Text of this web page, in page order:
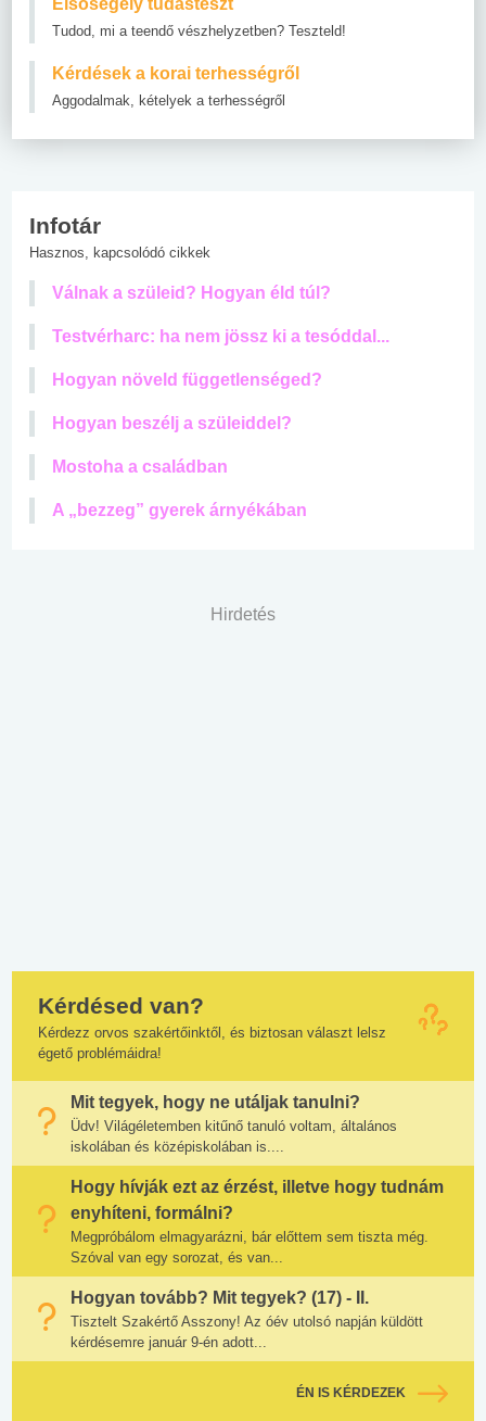
Tudod, mi a teendő vészhelyzetben? Teszteld!
Kérdések a korai terhességről
Aggodalmak, kételyek a terhességről
Infotár
Hasznos, kapcsolódó cikkek
Válnak a szüleid? Hogyan éld túl?
Testvérharc: ha nem jössz ki a tesóddal...
Hogyan növeld függetlenséged?
Hogyan beszélj a szüleiddel?
Mostoha a családban
A „bezzeg” gyerek árnyékában
Hirdetés
Kérdésed van?
Kérdezz orvos szakértőinktől, és biztosan választ lelsz
égető problémáidra!
Mit tegyek, hogy ne utáljak tanulni?
Üdv! Világéletemben kitűnő tanuló voltam, általános
iskolában és középiskolában is....
Hogy hívják ezt az érzést, illetve hogy tudnám
enyhíteni, formálni?
Megpróbálom elmagyarázni, bár előttem sem tiszta még.
Szóval van egy sorozat, és van...
Hogyan tovább? Mit tegyek? (17) - II.
Tisztelt Szakértő Asszony! Az óév utolsó napján küldött
kérdésemre január 9-én adott...
ÉN IS KÉRDEZEK